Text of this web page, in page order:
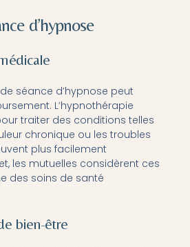
d’hypnose
séance d’hypnose peut
L’hypnothérapie
traiter des conditions telles
chronique ou les troubles
plus facilement
les mutuelles considèrent ces
des soins de santé
bien-être